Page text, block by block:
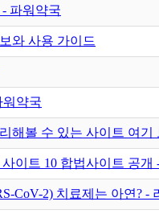
파워약국
와 사용 가이드
워약국
해볼 수 있는 사이트 여
이트 10 합법사이트 공
CoV-2) 치료제는 아연? -